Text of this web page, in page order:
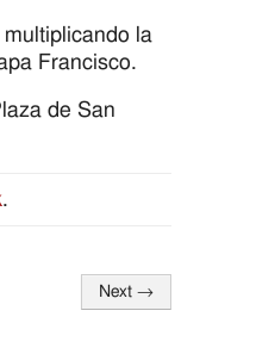
la
Francisco.
de San
.
Next →